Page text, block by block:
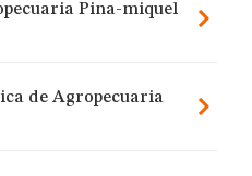
Pina-miquel
de Agropecuaria